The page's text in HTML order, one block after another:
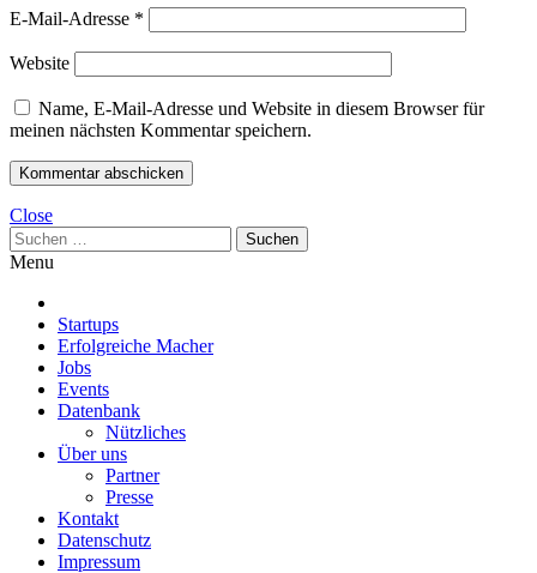
E-Mail-Adresse *
Website
Name, E-Mail-Adresse und Website in diesem Browser für
meinen nächsten Kommentar speichern.
Close
Suchen
nach:
Menu
Startups
Erfolgreiche Macher
Jobs
Events
Datenbank
Nützliches
Über uns
Partner
Presse
Kontakt
Datenschutz
Impressum